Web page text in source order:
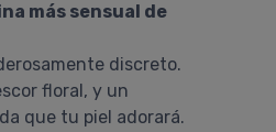
más sensual de
discreto.
floral, y un
que tu piel adorará.